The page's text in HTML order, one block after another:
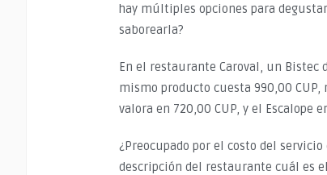
hay múltiples opciones para
saborearla?
En el restaurante Caroval, un Bistec
mismo producto cuesta 990,00
valora en 720,00 CUP, y el Escalope
¿Preocupado por el costo del servicio
descripción del restaurante cuál es